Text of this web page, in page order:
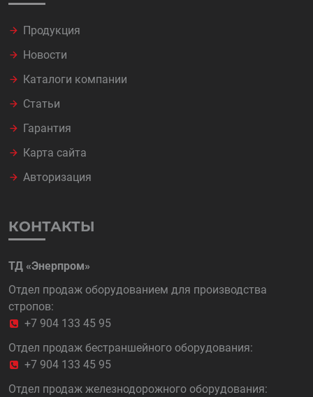
Продукция
Новости
Каталоги компании
Статьи
Гарантия
Карта сайта
Авторизация
КОНТАКТЫ
ТД «Энерпром»
Отдел продаж оборудованием для производства
стропов:
+7 904 133 45 95
Отдел продаж бестраншейного оборудования:
+7 904 133 45 95
Отдел продаж железнодорожного оборудования: